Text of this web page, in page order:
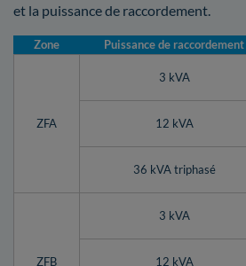
et la puissance de raccordement.
Zone Puissance de raccordement
ZFA
3 kVA
12 kVA
36 kVA triphasé
ZFB
3 kVA
12 kVA